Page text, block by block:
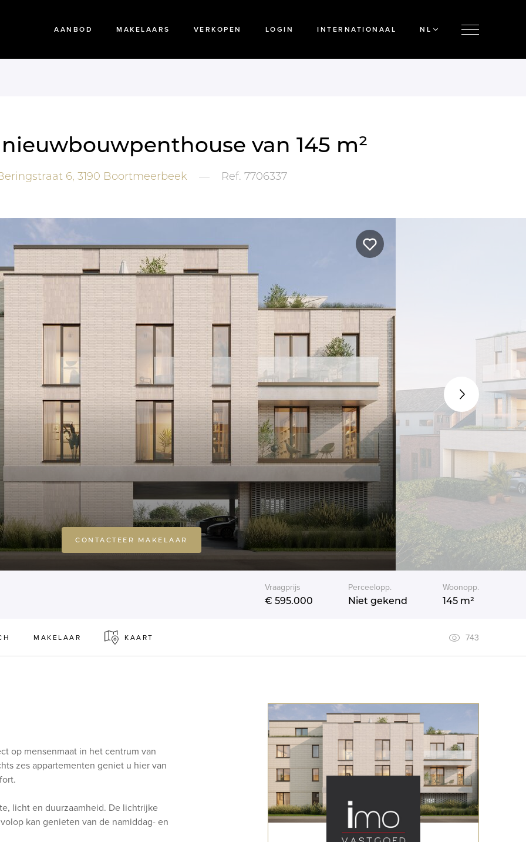
AANBOD MAKELAARS VERKOPEN LOGIN INTERNATIONAAL NL
van 145 m²
6, 3190 Boortmeerbeek — Ref. 7706337
CONTACTEER MAKELAAR
Vraagprijs
€ 595.000
Perceelopp.
Niet gekend
Woonopp.
145 m²
MAKELAAR KAART 743
op mensenmaat in het centrum van
zes appartementen geniet u hier van
licht en duurzaamheid. De lichtrijke
kan genieten van de namiddag- en